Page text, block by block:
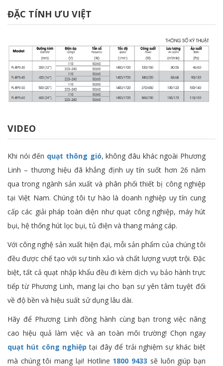
ĐẶC TÍNH ƯU VIỆT
VIDEO
Khi nói đến quạt thông gió, không đâu khác ngoài Phương
Linh – thương hiệu đã khẳng định uy tín suốt hơn 26 năm
qua trong ngành sản xuất và phân phối thiết bị công nghiệp
tại Việt Nam. Chúng tôi tự hào là doanh nghiệp uy tín cung
cấp các giải pháp toàn diện như quạt công nghiệp, máy hút
bụi, hệ thống hút lọc bụi, tủ điện và thang máng cáp.
Với công nghệ sản xuất hiện đại, mỗi sản phẩm của chúng tôi
đều được chế tạo với sự tinh xảo và chất lượng vượt trội. Đặc
biệt, tất cả quạt nhập khẩu đều đi kèm dịch vụ bảo hành trực
tiếp từ Phương Linh, mang lại cho bạn sự yên tâm tuyệt đối
về độ bền và hiệu suất sử dụng lâu dài.
Hãy để Phương Linh đồng hành cùng bạn trong việc nâng
cao hiệu quả làm việc và an toàn môi trường! Chọn ngay
quạt hút công nghiệp tại đây để trải nghiệm sự khác biệt
mà chúng tôi mang lại! Hotline 1800 9433 sẽ luôn giúp bạn